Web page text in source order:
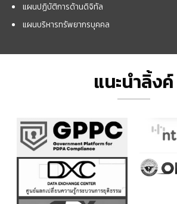
แผนปฏิบัติการด้านดิจิทัล
แผนบริหารทรัพยากรบุคคล
แนะนำลิ้งค์